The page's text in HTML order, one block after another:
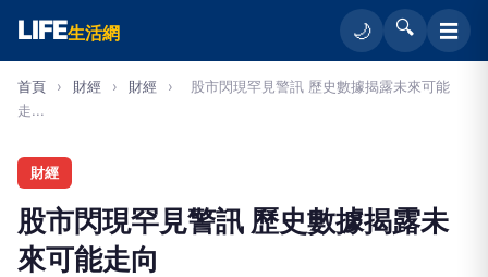
LIFE生活網 🌙 🔍 ☰
首頁 › 財經 › 財經 ›
股市閃現罕見警訊 歷史數據揭露未來可能
走...
財經
股市閃現罕見警訊 歷史數據揭露未
來可能走向